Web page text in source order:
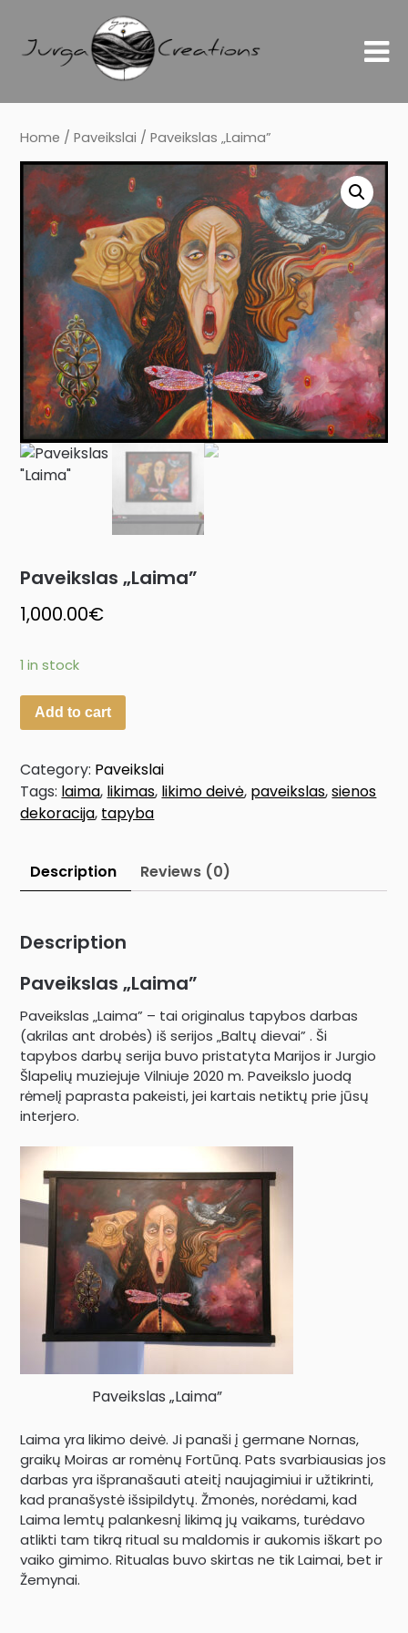
Home /Paveikslai / Paveikslas „Laima”
Paveikslas „Laima”
1,000.00€
1 in stock
Add to cart
Category: Paveikslai
Tags: laima, likimas, likimo deivė, paveikslas,sienos
dekoracija, tapyba
Description Reviews (0)
Description
Paveikslas „Laima”
Paveikslas „Laima” – tai originalus tapybos darbas
(akrilas ant drobės) iš serijos „Baltų dievai” . Ši
tapybos darbų serija buvo pristatyta Marijos ir Jurgio
Šlapelių muziejuje Vilniuje 2020 m. Paveikslo juodą
rėmelį paprasta pakeisti, jei kartais netiktų prie jūsų
interjero.
Paveikslas „Laima”
Laima yra likimo deivė. Ji panaši į germane Nornas,
graikų Moiras ar romėnų Fortūną. Pats svarbiausias jos
darbas yra išpranašauti ateitį naujagimiui ir užtikrinti,
kad pranašystė išsipildytų. Žmonės, norėdami, kad
Laima lemtų palankesnį likimą jų vaikams, turėdavo
atlikti tam tikrą ritual su maldomis ir aukomis iškart po
vaiko gimimo. Ritualas buvo skirtas ne tik Laimai, bet ir
Žemynai.